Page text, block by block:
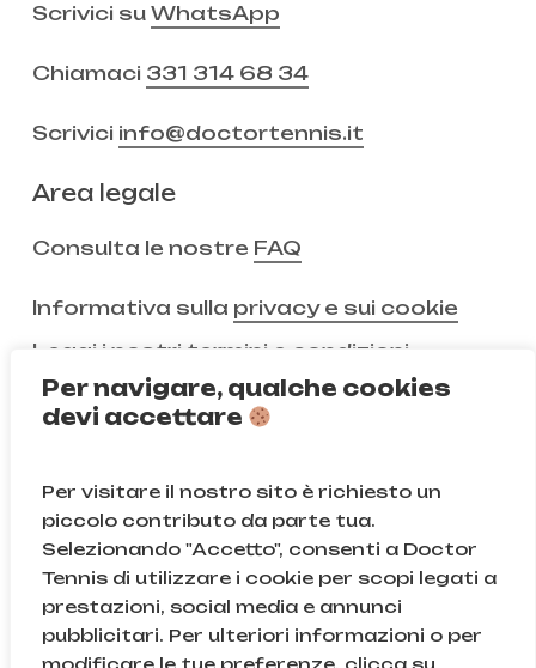
Per navigare, qualche cookies
devi accettare
Per visitare il nostro sito è richiesto un
piccolo contributo da parte tua.
Selezionando "Accetto", consenti a Doctor
Tennis di utilizzare i cookie per scopi legati a
prestazioni, social media e annunci
pubblicitari. Per ulteriori informazioni o per
modificare le tue preferenze, clicca su
Scrivici suWhatsApp
Chiamaci 331 314 68 34
Scrivici info@doctortennis.it
Area legale
Consulta le nostre FAQ
Informativa sulla privacy e sui cookie
Leggi i nostri termini e condizioni
Instagram Facebook
TikTok